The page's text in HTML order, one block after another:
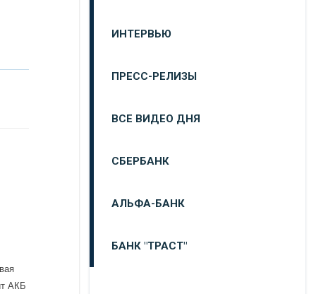
АКБ
ИНТЕРВЬЮ
ПРЕСС-РЕЛИЗЫ
ВСЕ ВИДЕО ДНЯ
СБЕРБАНК
АЛЬФА-БАНК
БАНК "ТРАСТ"